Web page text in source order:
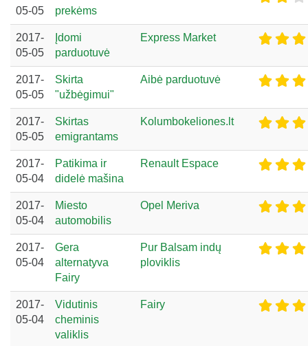
05-05
prekėms
2017-
05-05
Įdomi
parduotuvė
Express Market
2017-
05-05
Skirta
"užbėgimui"
Aibė parduotuvė
2017-
05-05
Skirtas
emigrantams
Kolumbokeliones.lt
2017-
05-04
Patikima ir
didelė mašina
Renault Espace
2017-
05-04
Miesto
automobilis
Opel Meriva
2017-
05-04
Gera
alternatyva
Fairy
Pur Balsam indų
ploviklis
2017-
05-04
Vidutinis
cheminis
valiklis
Fairy